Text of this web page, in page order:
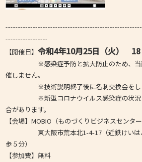
-----------------
【開催日】令和4年10月25日（火） 18
※感染症予防と拡大防止のため、当面
催しません。
※技術説明終了後に名刺交換会をしま
※新型コロナウイルス感染症の状況に
合があります。
【会場】MOBIO（ものづくりビジネスセン
東大阪市荒本北1-4-17（近鉄けいはん
歩５分）
【参加費】無料